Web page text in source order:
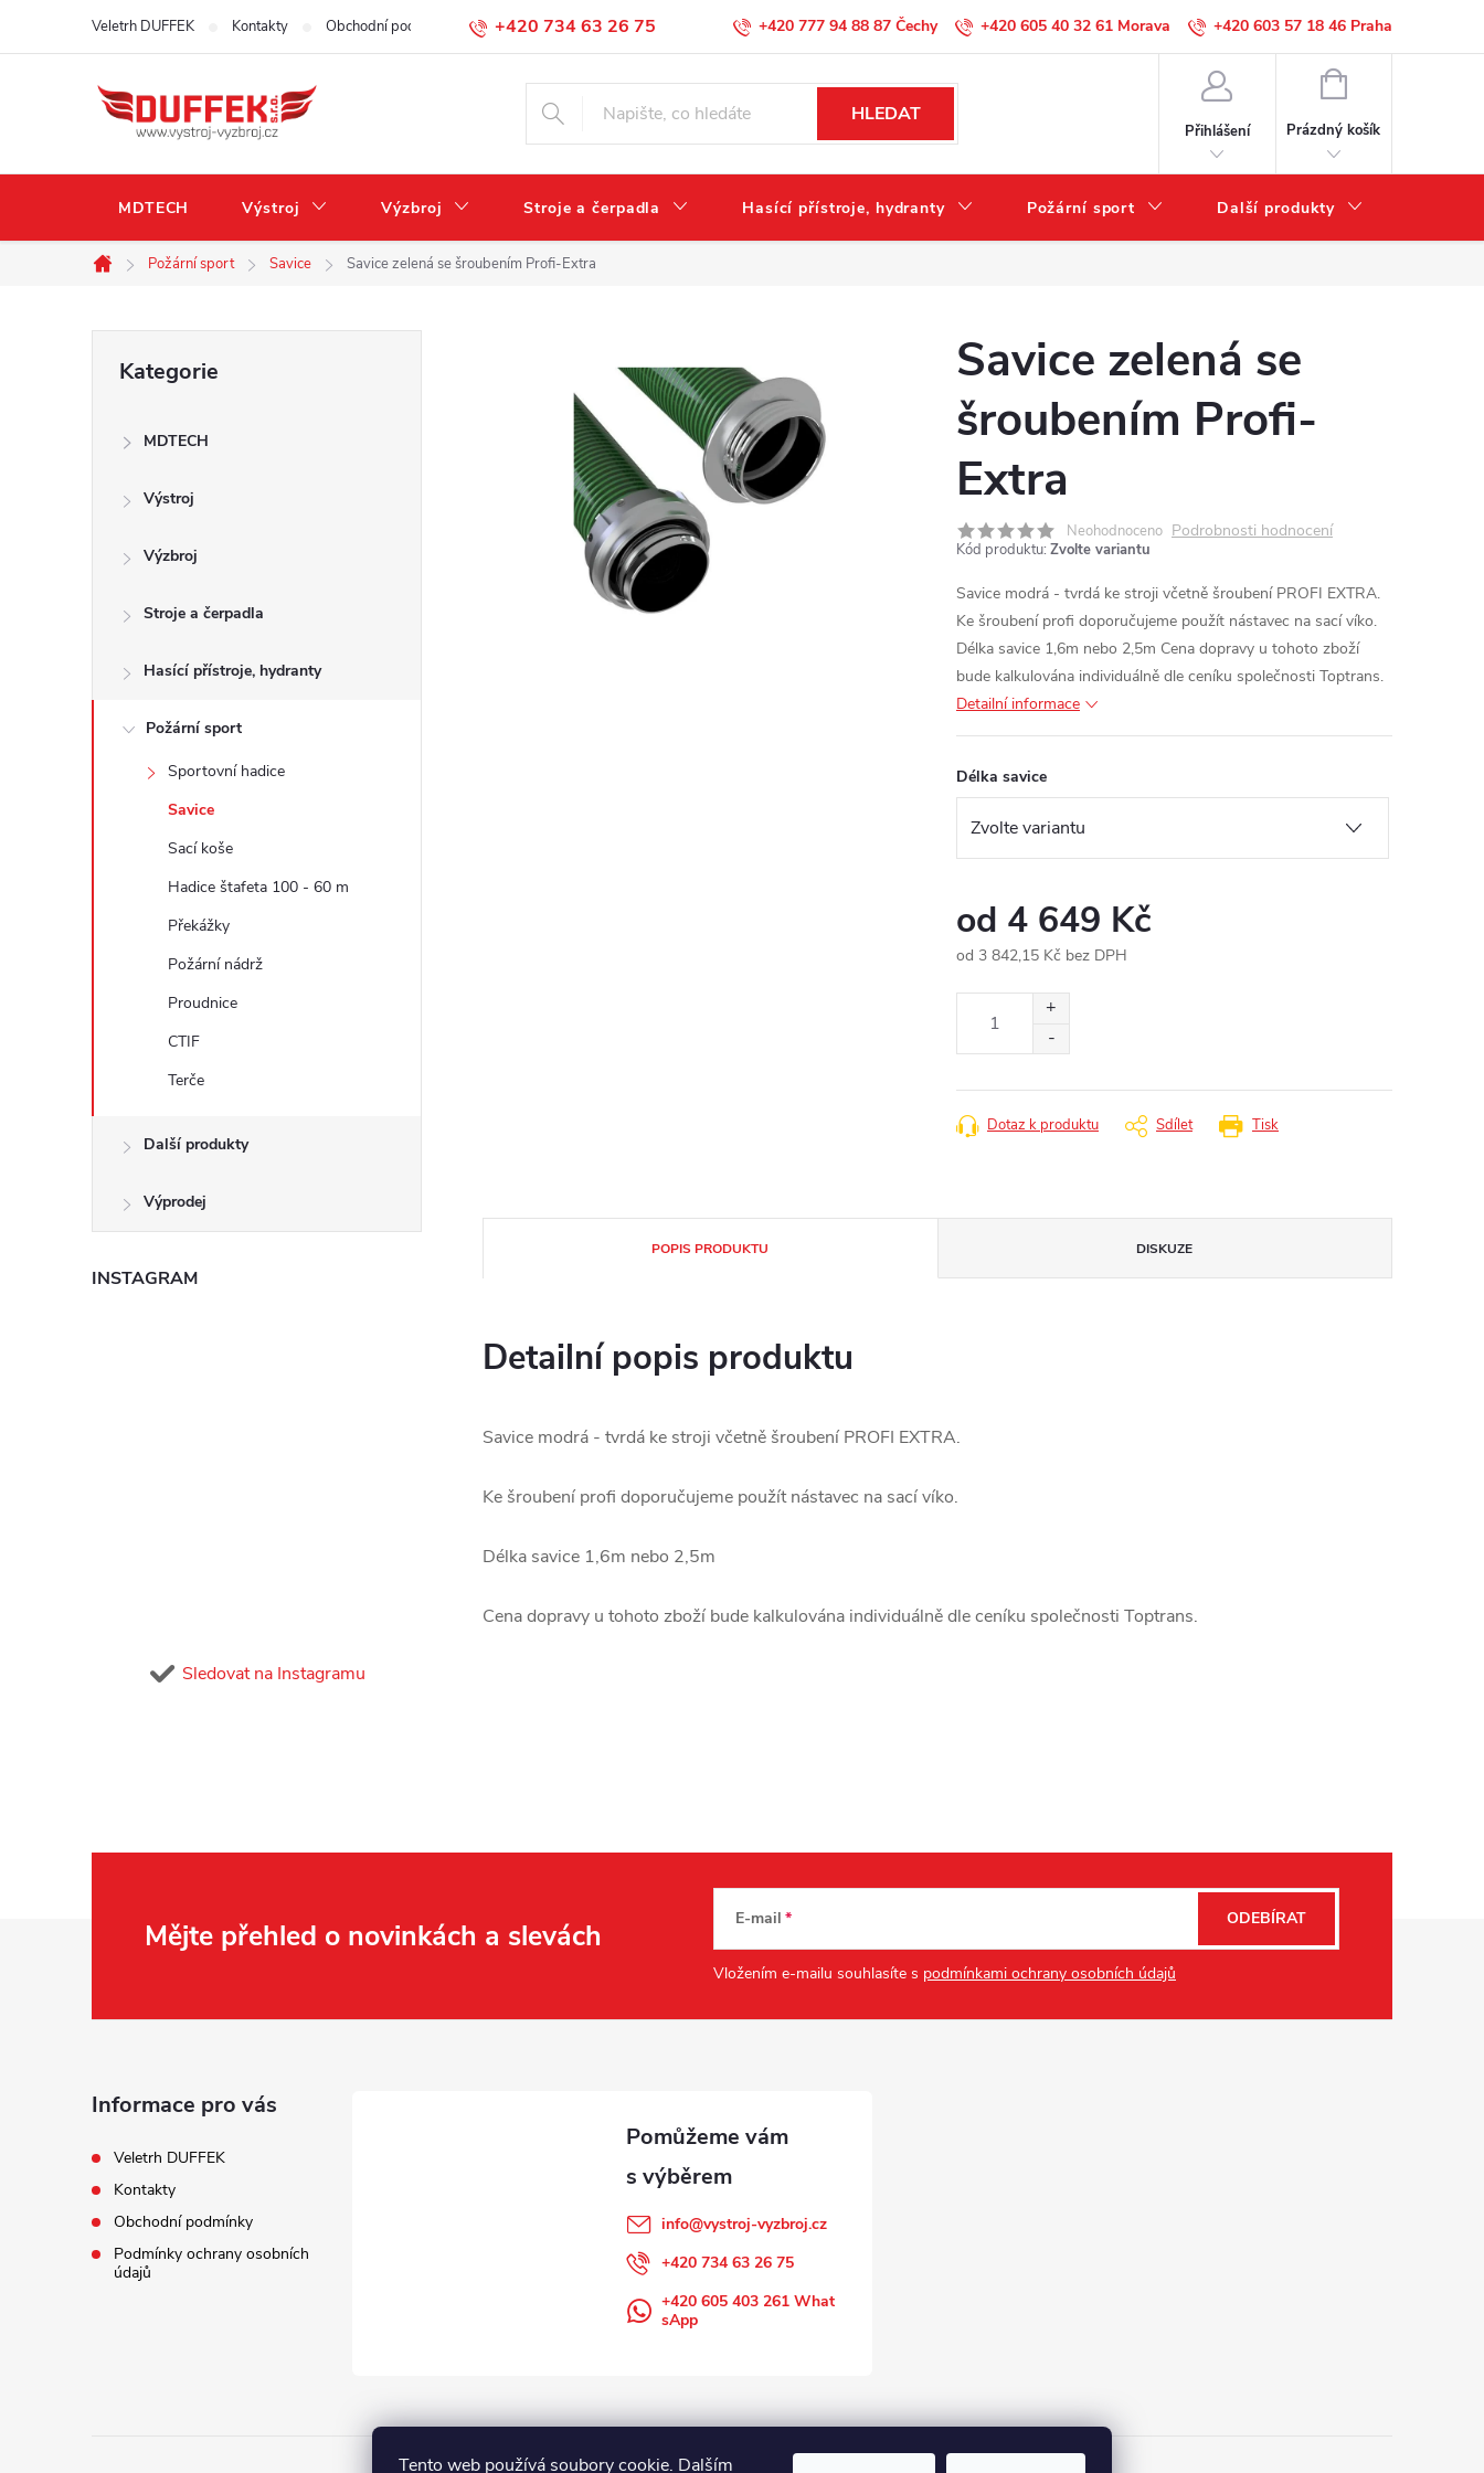
Tento web používá soubory cookie. Dalším
+420 734 63 26 75
Veletrh DUFFEK Kontakty Obchodní podmínky Podmínky ochrany osobních údajů +420 777 94 88 87 +420 605 40 32 61 +420 603 57 18 46
HLEDAT
Přihlášení
NÁKUPNÍ
Prázdný košík
MDTECH Výstroj Výzbroj Stroje a čerpadla Hasící přístroje, hydranty Požární sport Další produkty
Domů
Požární sport Savice Savice zelená se šroubením Profi-Extra
n
kategorie
Kategorie
MDTECH
Výstroj
Výzbroj
Stroje a čerpadla
Hasící přístroje, hydranty
Požární sport
Sportovní hadice
Savice
Sací koše
Hadice štafeta 100 - 60 m
Překážky
Požární nádrž
Proudnice
CTIF
Terče
Další produkty
Výprodej
INSTAGRAM
Sledovat na Instagramu
Savice zelená se
šroubením Profi-
Extra
Neohodnoceno Podrobnosti hodnocení
Kód produktu: Zvolte variantu
Savice modrá - tvrdá ke stroji včetně šroubení PROFI EXTRA.
Ke šroubení profi doporučujeme použít nástavec na sací víko.
Délka savice 1,6m nebo 2,5m Cena dopravy u tohoto zboží
bude kalkulována individuálně dle ceníku společnosti Toptrans.
Detailní informace
Délka savice
od 4 649 Kč
od 3 842,15 Kč bez DPH
Tisk
Dotaz k produktu Sdílet
POPIS PRODUKTU DISKUZE
Detailní popis produktu
Savice modrá - tvrdá ke stroji včetně šroubení PROFI EXTRA.
Ke šroubení profi doporučujeme použít nástavec na sací víko.
Délka savice 1,6m nebo 2,5m
Cena dopravy u tohoto zboží bude kalkulována individuálně dle ceníku společnosti Toptrans.
Mějte přehled o novinkách a slevách E-mail
Vložením e-mailu souhlasíte s podmínkami ochrany osobních údajů
ODEBÍRAT
Informace pro vás
Veletrh DUFFEK
Kontakty
Obchodní podmínky
Podmínky ochrany osobních
údajů
info@vystroj-vyzbroj.cz
+420 734 63 26 75
+420 605 403 261 What
sApp